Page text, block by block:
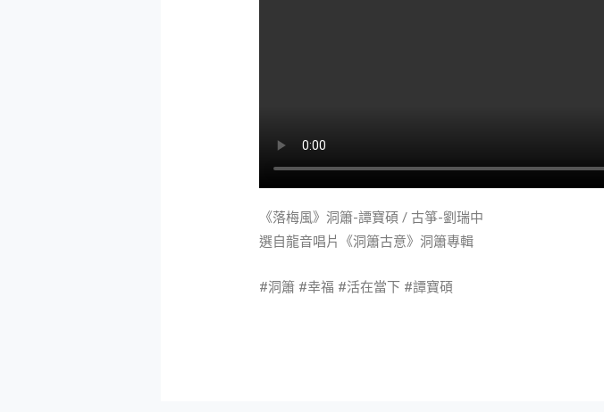
《落梅風》洞簫-譚寶碩 / 古箏-劉瑞中
選自龍音唱片《洞簫古意》洞簫專輯
#洞簫 #幸福 #活在當下 #譚寶碩